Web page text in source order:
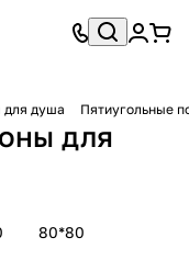
для душа Пятиугольные
для
80*80